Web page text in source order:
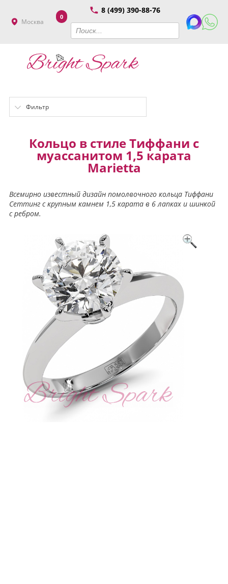
Москва
8 (499) 390-88-76
0
Фильтр
Кольцо в стиле Тиффани с
муассанитом 1,5 карата
Marietta
Всемирно известный дизайн помолвочного кольца Тиффани
Сеттинг с крупным камнем 1,5 карата в 6 лапках и шинкой
с ребром.